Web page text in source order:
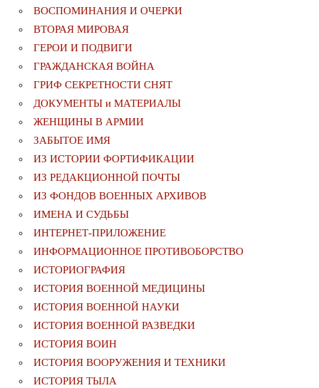
ВОСПОМИНАНИЯ И ОЧЕРКИ
ВТОРАЯ МИРОВАЯ
ГЕРОИ И ПОДВИГИ
ГРАЖДАНСКАЯ ВОЙНА
ГРИФ СЕКРЕТНОСТИ СНЯТ
ДОКУМЕНТЫ и МАТЕРИАЛЫ
ЖЕНЩИНЫ В АРМИИ
ЗАБЫТОЕ ИМЯ
ИЗ ИСТОРИИ ФОРТИФИКАЦИИ
ИЗ РЕДАКЦИОННОЙ ПОЧТЫ
ИЗ ФОНДОВ ВОЕННЫХ АРХИВОВ
ИМЕНА И СУДЬБЫ
ИНТЕРНЕТ-ПРИЛОЖЕНИЕ
ИНФОРМАЦИОННОЕ ПРОТИВОБОРСТВО
ИСТОРИОГРАФИЯ
ИСТОРИЯ ВОЕННОЙ МЕДИЦИНЫ
ИСТОРИЯ ВОЕННОЙ НАУКИ
ИСТОРИЯ ВОЕННОЙ РАЗВЕДКИ
ИСТОРИЯ ВОИН
ИСТОРИЯ ВООРУЖЕНИЯ И ТЕХНИКИ
ИСТОРИЯ ТЫЛА